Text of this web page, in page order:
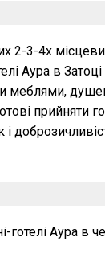
2-3-4х
Aура в
меблями,
прийняти
готелі Аура в